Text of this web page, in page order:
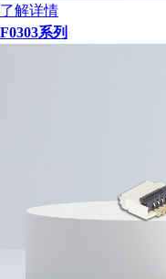
了解详情
F0303系列